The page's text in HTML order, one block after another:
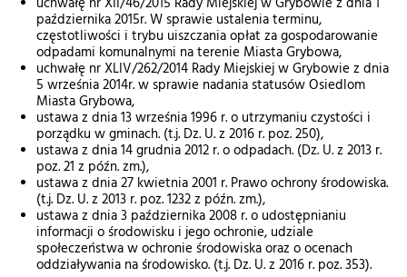
października 2015r. W sprawie ustalenia terminu,
częstotliwości i trybu uiszczania opłat za gospodarowanie
odpadami komunalnymi na terenie Miasta Grybowa,
uchwałę nr XLIV/262/2014 Rady Miejskiej w Grybowie z dnia
5 września 2014r. w sprawie nadania statusów Osiedlom
Miasta Grybowa,
ustawa z dnia 13 września 1996 r. o utrzymaniu czystości i
porządku w gminach. (t.j. Dz. U. z 2016 r. poz. 250),
ustawa z dnia 14 grudnia 2012 r. o odpadach. (Dz. U. z 2013 r.
poz. 21 z późn. zm.),
ustawa z dnia 27 kwietnia 2001 r. Prawo ochrony środowiska.
(t.j. Dz. U. z 2013 r. poz. 1232 z późn. zm.),
ustawa z dnia 3 października 2008 r. o udostępnianiu
informacji o środowisku i jego ochronie, udziale
społeczeństwa w ochronie środowiska oraz o ocenach
oddziaływania na środowisko. (t.j. Dz. U. z 2016 r. poz. 353).